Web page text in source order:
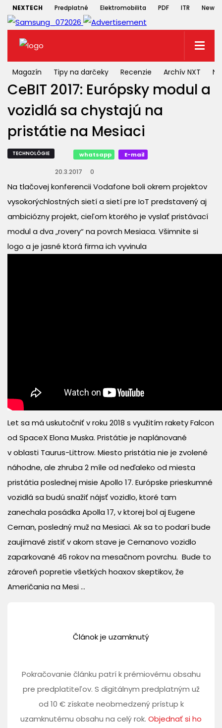
NEXTECH Predplatné Elektromobilita PDF ITR
Magazín Tipy na darčeky Recenzie Archív NXT
CeBIT 2017: Európsky modul a
vozidlá sa chystajú na
pristátie na Mesiaci
TECHNOLÓGIE whatsapp E-mail
20.3.2017 0
Na tlačovej konferencii Vodafone boli okrem projektov
vysokorýchlostných sietí a sietí pre IoT predstavený aj
ambiciózny projekt, cieľom ktorého je vyslať pristávací
modul a dva „rovery“ na povrch Mesiaca. Všimnite si
logo a je jasné ktorá firma ich vyvinula
Let sa má uskutočniť v roku 2018 s využitím rakety Falcon
od SpaceX Elona Muska. Pristátie je naplánované
v oblasti Taurus-Littrow. Miesto pristátia nie je zvolené
náhodne, ale zhruba 2 míle od neďaleko od miesta
pristátia poslednej misie Apollo 17. Európske prieskumné
vozidlá sa budú snažiť nájsť vozidlo, ktoré tam
zanechala posádka Apolla 17, v ktorej bol aj Eugene
Cernan, posledný muž na Mesiaci. Ak sa to podarí bude
zaujímavé zistiť v akom stave je Cernanovo vozidlo
zaparkované 46 rokov na mesačnom povrchu. Bude to
zároveň popretie všetkých hoaxov skeptikov, že
Američania na Mesi ...
Článok je uzamknutý
Pokračovanie článku patrí k prémiovému obsahu
pre predplatiteľov. S digitálnym predplatným už
od 10 € získate neobmedzený prístup k
uzamknutému obsahu na celý rok. Objednať si ho